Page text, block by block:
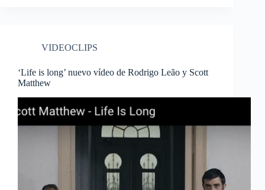
VIDEOCLIPS
‘Life is long’ nuevo vídeo de Rodrigo Leão y Scott
Matthew